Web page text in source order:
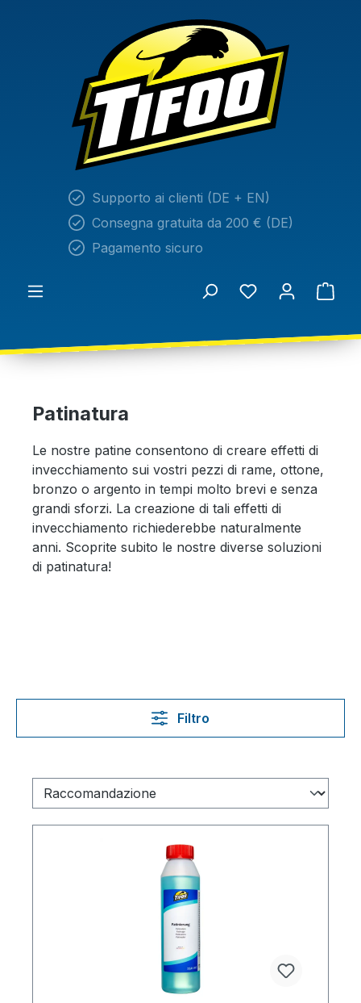
Supporto ai clienti (DE + EN)
Consegna gratuita da 200 € (DE)
Pagamento sicuro
Patinatura
Le nostre patine consentono di creare effetti di
invecchiamento sui vostri pezzi di rame, ottone,
bronzo o argento in tempi molto brevi e senza
grandi sforzi. La creazione di tali effetti di
invecchiamento richiederebbe naturalmente
anni. Scoprite subito le nostre diverse soluzioni
di patinatura!
Filtro